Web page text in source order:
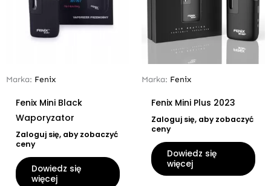
Marka: Fenix
Fenix Mini Black
Waporyzator
Zaloguj się, aby zobaczyć
ceny
Dowiedz się
więcej
Marka: Fenix
Fenix Mini Plus 2023
Zaloguj się, aby zobaczyć
ceny
Dowiedz się
więcej